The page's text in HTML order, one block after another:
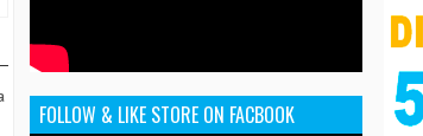
FOLLOW & LIKE STORE ON FACBOOK